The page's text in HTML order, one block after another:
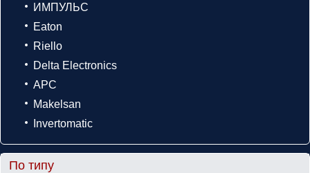
ИМПУЛЬС
Eaton
Riello
Delta Electronics
APC
Makelsan
Invertomatic
По типу